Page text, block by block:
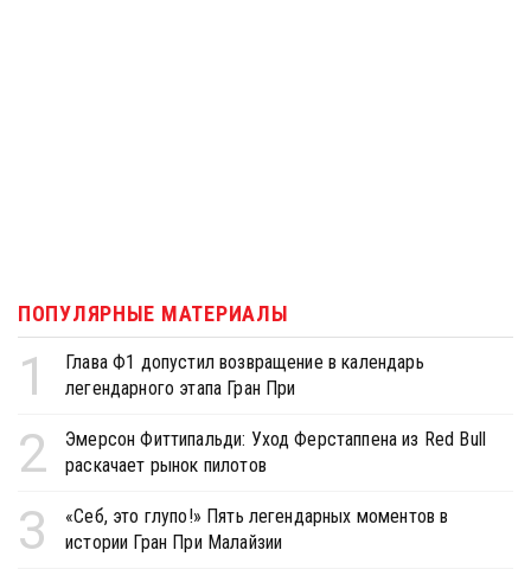
ПОПУЛЯРНЫЕ МАТЕРИАЛЫ
1
Глава Ф1 допустил возвращение в календарь
легендарного этапа Гран При
2
Эмерсон Фиттипальди: Уход Ферстаппена из Red Bull
раскачает рынок пилотов
3
«Себ, это глупо!» Пять легендарных моментов в
истории Гран При Малайзии